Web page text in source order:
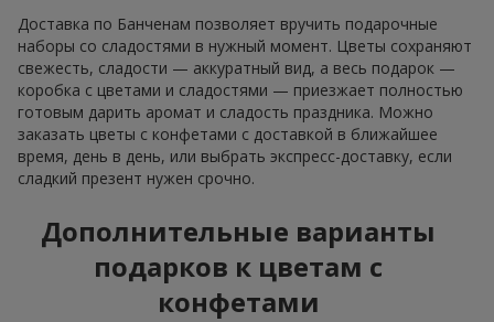
Доставка по Банченам позволяет вручить подарочные
наборы со сладостями в нужный момент. Цветы сохраняют
свежесть, сладости — аккуратный вид, а весь подарок —
коробка с цветами и сладостями — приезжает полностью
готовым дарить аромат и сладость праздника. Можно
заказать цветы с конфетами с доставкой в ближайшее
время, день в день, или выбрать экспресс-доставку, если
сладкий презент нужен срочно.
Дополнительные варианты
подарков к цветам с
конфетами